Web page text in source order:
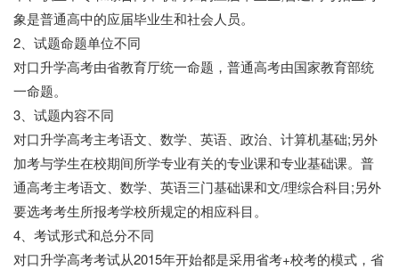
象是普通高中的应届毕业生和社会人员。
2、试题命题单位不同
对口升学高考由省教育厅统一命题，普通高考由国家教育部统
一命题。
3、试题内容不同
对口升学高考主考语文、数学、英语、政治、计算机基础;另外
加考与学生在校期间所学专业有关的专业课和专业基础课。普
通高考主考语文、数学、英语三门基础课和文/理综合科目;另外
要选考考生所报考学校所规定的相应科目。
4、考试形式和总分不同
对口升学高考考试从2015年开始都是采用省考+校考的模式，省